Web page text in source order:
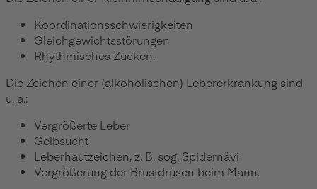
Koordinationsschwierigkeiten
Gleichgewichtsstörungen
Rhythmisches Zucken.
Die Zeichen einer (alkoholischen) Lebererkrankung sind
u. a.:
Vergrößerte Leber
Gelbsucht
Leberhautzeichen, z. B. sog. Spidernävi
Vergrößerung der Brustdrüsen beim Mann.